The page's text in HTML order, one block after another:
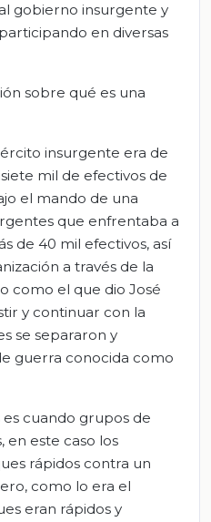
gobierno insurgente y
en diversas
sobre qué es una
insurgente era de
mil de efectivos de
el mando de una
que enfrentaba a
de 40 mil efectivos, así
a través de la
como el que dio José
y continuar con la
se separaron y
guerra conocida como
cuando grupos de
este caso los
rápidos contra un
como lo era el
eran rápidos y